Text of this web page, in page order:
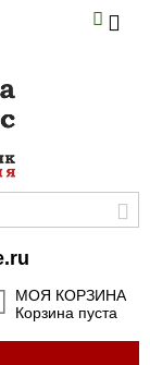
МОЯ КОРЗИНА
Корзина пуста